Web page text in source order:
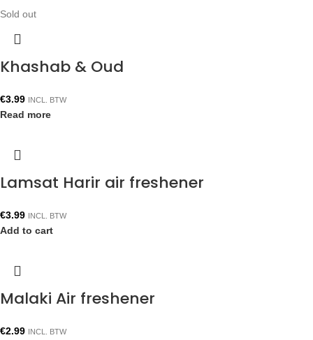
Sold out
Khashab & Oud
€3.99 INCL. BTW
Read more
Lamsat Harir air freshener
€3.99 INCL. BTW
Add to cart
Malaki Air freshener
€2.99 INCL. BTW